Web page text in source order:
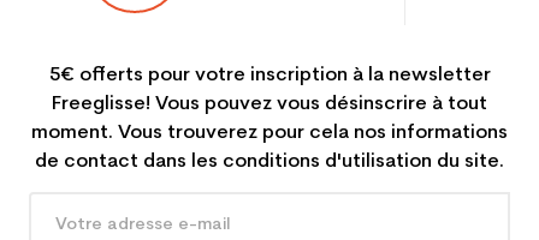
5€ offerts pour votre inscription à la newsletter
Freeglisse! Vous pouvez vous désinscrire à tout
moment. Vous trouverez pour cela nos informations
de contact dans les conditions d'utilisation du site.